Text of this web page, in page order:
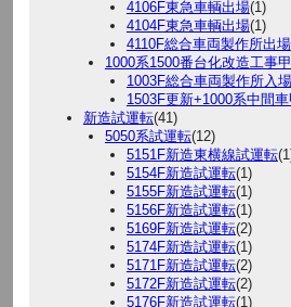
4106F東急車輌出場(1)
4104F東急車輌出場(1)
4110F総合車両製作所出場
1000系1500番台化改造工事
1003F総合車両製作所入場
1503F更新+1000系中間
新造試運転(41)
5050系試運転(12)
5151F新造東横線試運転
5154F新造試運転(1)
5155F新造試運転(1)
5156F新造試運転(1)
5169F新造試運転(2)
5174F新造試運転(1)
5171F新造試運転(2)
5172F新造試運転(2)
5176F新造試運転(1)